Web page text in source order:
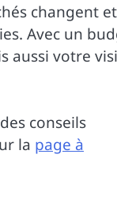
changent
Avec un
aussi votre
conseils
la page à